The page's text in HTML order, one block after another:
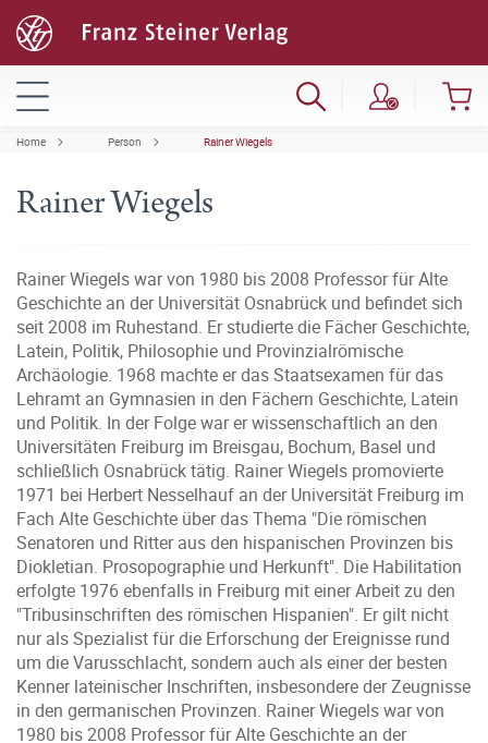
Home Person Rainer Wiegels
Rainer Wiegels
Rainer Wiegels war von 1980 bis 2008 Professor für Alte
Geschichte an der Universität Osnabrück und befindet sich
seit 2008 im Ruhestand. Er studierte die Fächer Geschichte,
Latein, Politik, Philosophie und Provinzialrömische
Archäologie. 1968 machte er das Staatsexamen für das
Lehramt an Gymnasien in den Fächern Geschichte, Latein
und Politik. In der Folge war er wissenschaftlich an den
Universitäten Freiburg im Breisgau, Bochum, Basel und
schließlich Osnabrück tätig. Rainer Wiegels promovierte
1971 bei Herbert Nesselhauf an der Universität Freiburg im
Fach Alte Geschichte über das Thema "Die römischen
Senatoren und Ritter aus den hispanischen Provinzen bis
Diokletian. Prosopographie und Herkunft". Die Habilitation
erfolgte 1976 ebenfalls in Freiburg mit einer Arbeit zu den
"Tribusinschriften des römischen Hispanien". Er gilt nicht
nur als Spezialist für die Erforschung der Ereignisse rund
um die Varusschlacht, sondern auch als einer der besten
Kenner lateinischer Inschriften, insbesondere der Zeugnisse
in den germanischen Provinzen. Rainer Wiegels war von
1980 bis 2008 Professor für Alte Geschichte an der